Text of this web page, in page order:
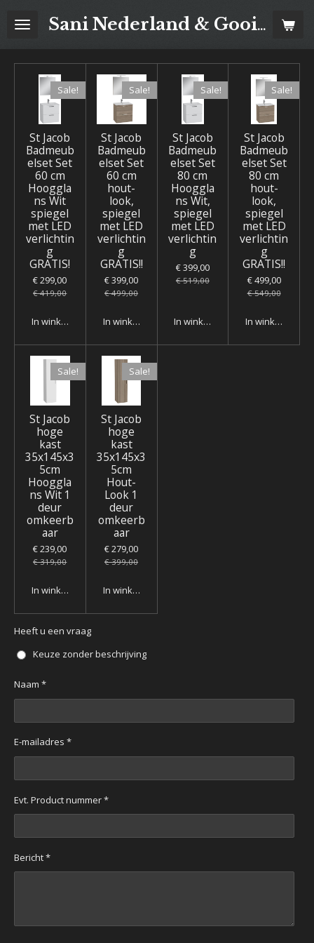
direct
hoofdinhoud
Sani Nederland & Goois Tegelhuis
Sale!
St Jacob
Badmeub
elset Set
60 cm
Hooggla
ns Wit
spiegel
met LED
verlichtin
g
GRATIS!
€ 299,00
€ 419,00
In winkelwagen
Sale!
St Jacob
Badmeub
elset Set
60 cm
hout-
look,
spiegel
met LED
verlichtin
g
GRATIS!!
€ 399,00
€ 499,00
In winkelwagen
Sale!
St Jacob
Badmeub
elset Set
80 cm
Hooggla
ns Wit,
spiegel
met LED
verlichtin
g
€ 399,00
€ 519,00
In winkelwagen
Sale!
St Jacob
Badmeub
elset Set
80 cm
hout-
look,
spiegel
met LED
verlichtin
g
GRATIS!!
€ 499,00
€ 549,00
In winkelwagen
Sale!
St Jacob
hoge
kast
35x145x3
5cm
Hooggla
ns Wit 1
deur
omkeerb
aar
€ 239,00
€ 319,00
In winkelwagen
Sale!
St Jacob
hoge
kast
35x145x3
5cm
Hout-
Look 1
deur
omkeerb
aar
€ 279,00
€ 399,00
In winkelwagen
Heeft u een vraag
Keuze zonder beschrijving
Naam *
E-mailadres *
Evt. Product nummer *
Bericht *